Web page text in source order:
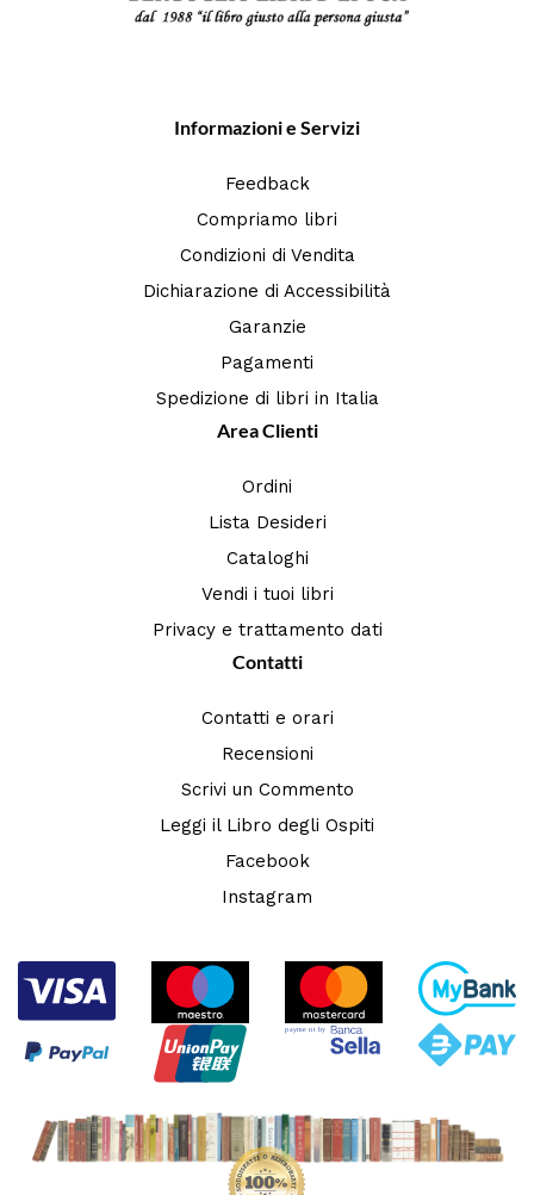
Informazioni e Servizi
Feedback
Compriamo libri
Condizioni di Vendita
Dichiarazione di Accessibilità
Garanzie
Pagamenti
Spedizione di libri in Italia
Area Clienti
Ordini
Lista Desideri
Cataloghi
Vendi i tuoi libri
Privacy e trattamento dati
Contatti
Contatti e orari
Recensioni
Scrivi un Commento
Leggi il Libro degli Ospiti
Facebook
Instagram